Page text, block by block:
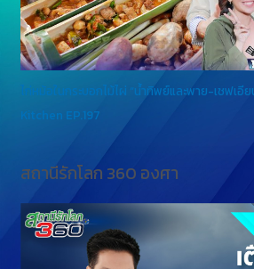
ไก่หม้อในกระบอกไม้ไผ่ “น้ำทิพย์และพาย-เชฟเ
Kitchen EP.197
สถานีรักโลก 360 องศา